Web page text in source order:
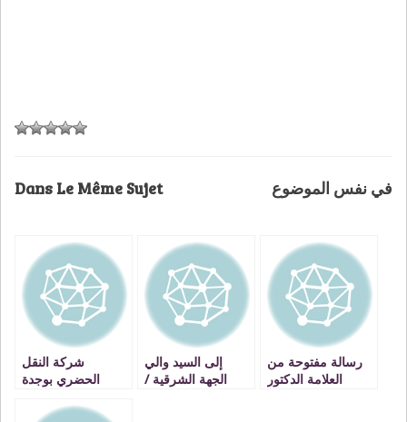
Dans Le Même Sujet في نفس الموضوع
شركة النقل
الحضري بوجدة
الحرص على خدمة
إلى السيد والي
الجهة الشرقية /
رسالة مفتوحة من
العلامة الدكتور